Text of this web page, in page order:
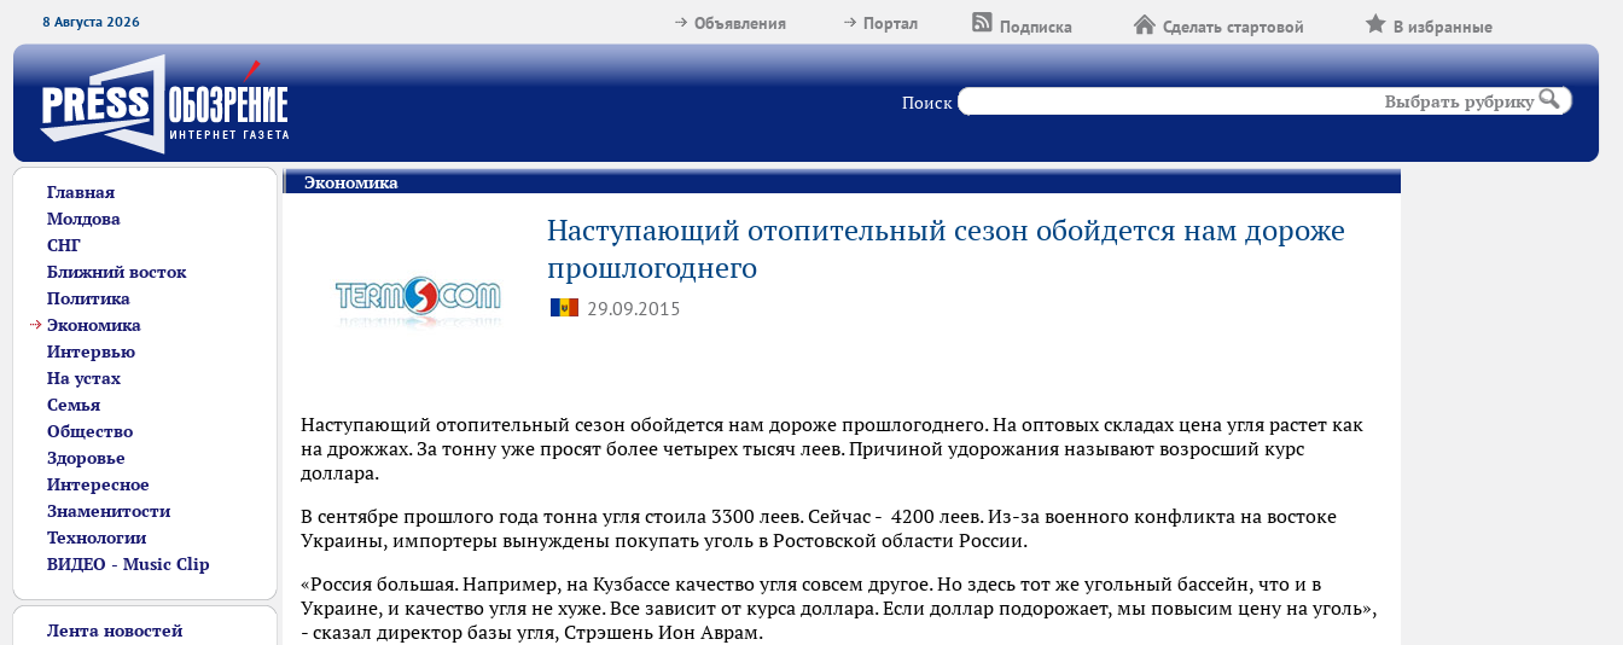
8 Августа 2026 В избранные
Сделать стартовой
Подписка
Портал
Объявления
Поиск Выбрать рубрику
Главная
Молдова
СНГ
Ближний восток
Политика
Экономика
Интервью
На устах
Семья
Общество
Здоровье
Интересное
Знаменитости
Технологии
ВИДЕО - Music Clip
Лента новостей
Экономика
Наступающий отопительный сезон обойдется нам дороже
прошлогоднего
29.09.2015
Наступающий отопительный сезон обойдется нам дороже прошлогоднего. На оптовых складах цена угля растет как
на дрожжах. За тонну уже просят более четырех тысяч леев. Причиной удорожания называют возросший курс
доллара.
В сентябре прошлого года тонна угля стоила 3300 леев. Сейчас - 4200 леев. Из-за военного конфликта на востоке
Украины, импортеры вынуждены покупать уголь в Ростовской области России.
«Россия большая. Например, на Кузбассе качество угля совсем другое. Но здесь тот же угольный бассейн, что и в
Украине, и качество угля не хуже. Все зависит от курса доллара. Если доллар подорожает, мы повысим цену на уголь»,
- сказал директор базы угля, Стрэшень Ион Аврам.